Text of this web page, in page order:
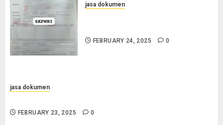
jasa dokumen
FEBRUARY 24, 2025 0
jasa dokumen
FEBRUARY 23, 2025 0